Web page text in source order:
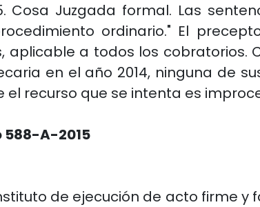
Cosa Juzgada formal. Las
ordinario." El
a todos los cobratorios.
en el año 2014, ninguna de
recurso que se intenta es
588-A-2015
de ejecución de acto firme y